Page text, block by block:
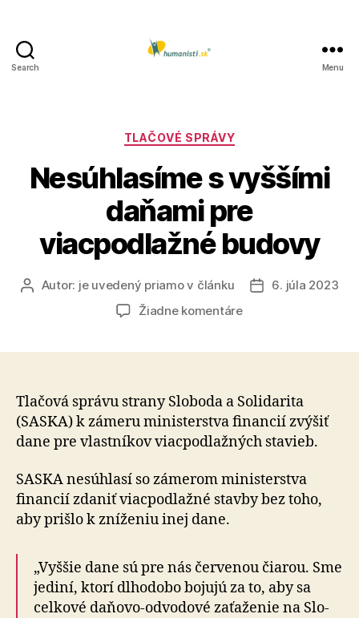
Search Menu
Kategórie
TLAČOVÉ SPRÁVY
Nesúhlasíme s vyššími
daňami pre
viacpodlažné budovy
AutorAutor: je uvedený priamo v článku
Dátum
6. júla 2023
Žiadne komentárena
pre
viacpodlažné
budovy
Tlačová správu strany Sloboda a Solidarita
(SASKA) k zámeru ministerstva financií zvýšiť
dane pre vlastníkov viac­pod­laž­ných stavieb.
SASKA nesúhlasí so zámerom ministerstva
financií zdaniť viac­pod­laž­né stavby bez toho,
aby prišlo k zní­že­niu inej dane.
„Vyššie dane sú pre nás červenou čiarou. Sme
jediní, ktorí dlho­dobo bojujú za to, aby sa
celkové daňovo-odvodové za­ťa­že­nie na Slo­